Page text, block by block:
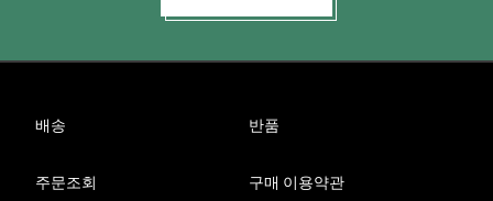
배송 반품
주문조회 구매 이용약관